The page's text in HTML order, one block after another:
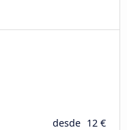
desde 12 €